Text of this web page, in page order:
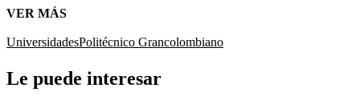
VER MÁS
UniversidadesPolitécnico Grancolombiano
Le puede interesar